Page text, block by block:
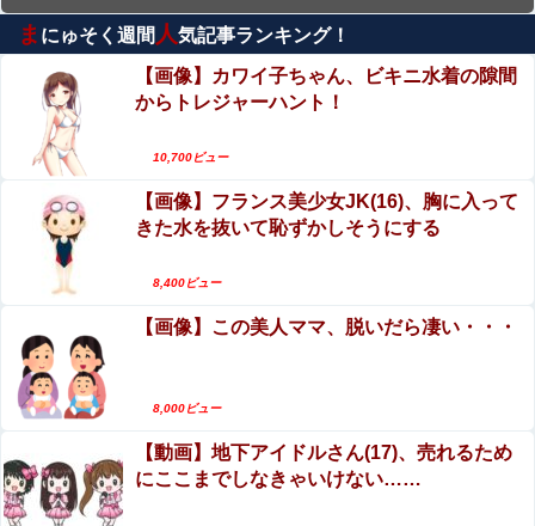
エロ漫画『乳首集中痴○』をrawやhitomiを使わず
に無料で読む方法│おすしOG
エロ漫画『八尺耽溺奇談』をrawやhitomiを使わず
とデートか？
ロ過ぎる！人生最後のラスト写真集、最高！！
エロ漫画『はじめての緊縛SM調教 終わらない前
立腺イキ地獄』をrawやhitomiを使わずに無料で読
む方法│ぱーたぽ
【動画】女子アナさん、ノーブラでうっかり衣装
ま にゅそく週間 人気記事ランキング！
【画像】カワイ子ちゃん、ビキニ水着の隙間
からトレジャーハント！
10,700ビュー
【画像】フランス美少女JK(16)、胸に入って
きた水を抜いて恥ずかしそうにする
8,400ビュー
【画像】この美人ママ、脱いだら凄い・・・
8,000ビュー
【動画】地下アイドルさん(17)、売れるため
にここまでしなきゃいけない……